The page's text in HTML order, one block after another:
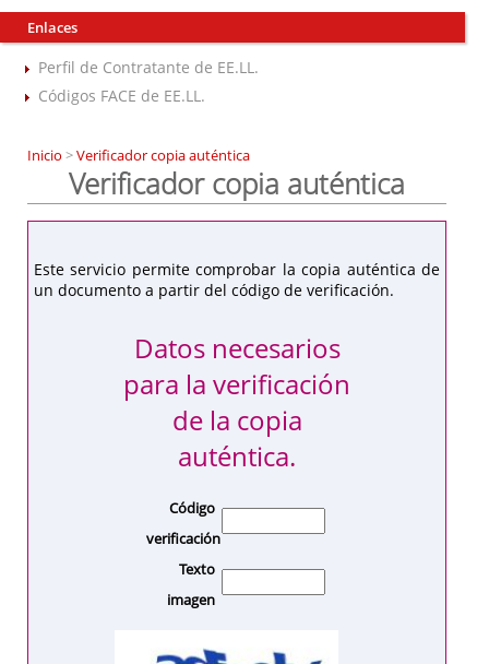
Enlaces
Perfil de Contratante de EE.LL.
Códigos FACE de EE.LL.
Inicio >Verificador copia auténtica
Verificador copia auténtica
Este servicio permite comprobar la copia auténtica de
un documento a partir del código de verificación.
Datos necesarios
para la verificación
de la copia
auténtica.
Código
verificación
Texto
imagen